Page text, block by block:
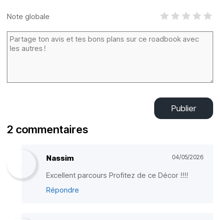
Note globale
Publier
2 commentaires
Nassim 04/05/2026
Excellent parcours Profitez de ce Décor !!!!
Répondre